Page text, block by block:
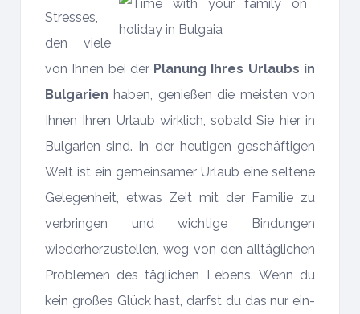
Stresses,
den viele
von Ihnen bei der Planung Ihres Urlaubs in
Bulgarien haben, genießen die meisten von
Ihnen Ihren Urlaub wirklich, sobald Sie hier in
Bulgarien sind. In der heutigen geschäftigen
Welt ist ein gemeinsamer Urlaub eine seltene
Gelegenheit, etwas Zeit mit der Familie zu
verbringen und wichtige Bindungen
wiederherzustellen, weg von den alltäglichen
Problemen des täglichen Lebens. Wenn du
kein großes Glück hast, darfst du das nur ein-